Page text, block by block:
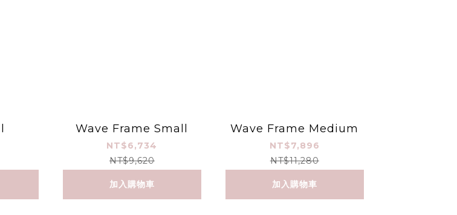
Wave Frame Small
NT$6,734
NT$9,620
加入購物車
Wave Frame Medium
NT$7,896
NT$11,280
加入購物車